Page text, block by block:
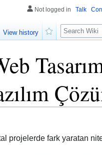
projelerde fark yaratan
Not logged in Talk
View history
Search